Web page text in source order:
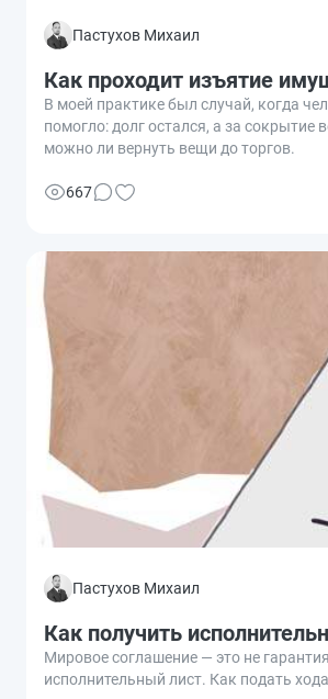
Пастухов Михаил
Как проходит изъятие
В моей практике был случай, когда
помогло: долг остался, а за сокрытие
можно ли вернуть вещи до торгов.
667
Пастухов Михаил
Как получить
Мировое соглашение — это не
исполнительный лист. Как подать